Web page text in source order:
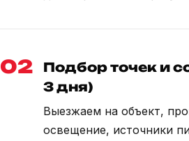
02
Подбор точек и
3 дня)
Выезжаем на объект,
освещение, источники